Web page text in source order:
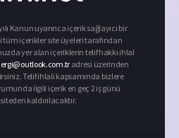
Kanun uyarınca içerik sağlayıcı bir
içerikler site üyeleri tarafından
yer alan içeriklerin telif hakkı ihlal
adresi üzerinden
Telif ihlali kapsamında bizlere
ilgili içerik en geç 2 iş günü
kaldırılacaktır.